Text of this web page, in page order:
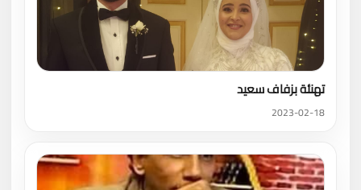
تهنئة بزفاف سعيد
2023-02-18